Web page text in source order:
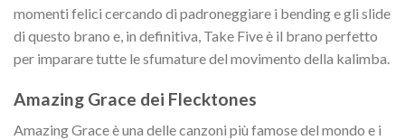
momenti felici cercando di padroneggiare i bending e gli slide
di questo brano e, in definitiva, Take Five è il brano perfetto
per imparare tutte le sfumature del movimento della kalimba.
Amazing Grace dei Flecktones
Amazing Grace è una delle canzoni più famose del mondo e i